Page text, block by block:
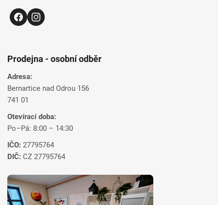
Prodejna - osobní odběr
Adresa:
Bernartice nad Odrou 156
741 01
Otevírací doba:
Po–Pá: 8:00 – 14:30
IČO: 27795764
DIČ: CZ 27795764